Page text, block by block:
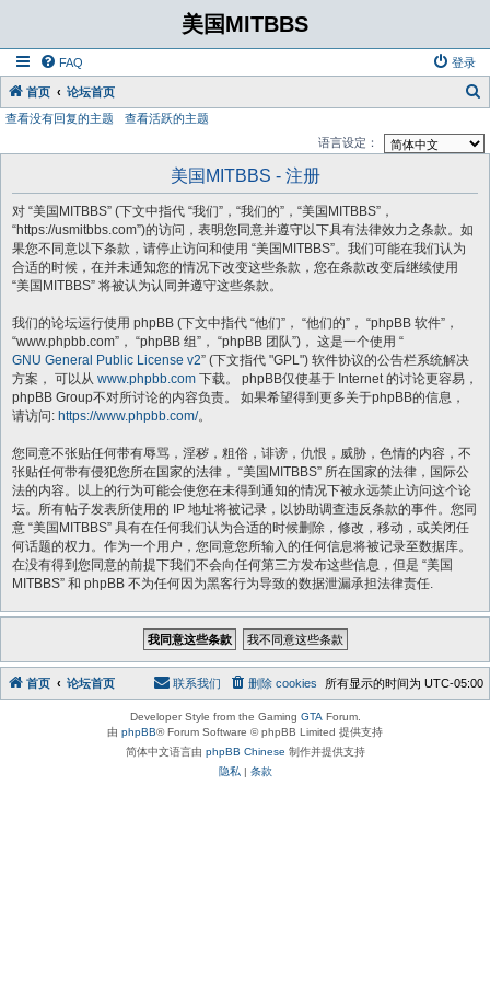
美国MITBBS
FAQ 登录
首页 论坛首页
查看没有回复的主题
查看活跃的主题
语言设定：
美国MITBBS - 注册
对 “美国MITBBS” (下文中指代 “我们”，“我们的”，“美国MITBBS”，
“https://usmitbbs.com”)的访问，表明您同意并遵守以下具有法律效力之条款。如
果您不同意以下条款，请停止访问和使用 “美国MITBBS”。我们可能在我们认为
合适的时候，在并未通知您的情况下改变这些条款，您在条款改变后继续使用
“美国MITBBS” 将被认为认同并遵守这些条款。
我们的论坛运行使用 phpBB (下文中指代 “他们”， “他们的”， “phpBB 软件”，
“www.phpbb.com”， “phpBB 组”， “phpBB 团队”)， 这是一个使用 “
GNU General Public License v2” (下文指代 "GPL") 软件协议的公告栏系统解决
方案， 可以从 www.phpbb.com 下载。 phpBB仅使基于 Internet 的讨论更容易，
phpBB Group不对所讨论的内容负责。 如果希望得到更多关于phpBB的信息，
请访问: https://www.phpbb.com/。
您同意不张贴任何带有辱骂，淫秽，粗俗，诽谤，仇恨，威胁，色情的内容，不
张贴任何带有侵犯您所在国家的法律， “美国MITBBS” 所在国家的法律，国际公
法的内容。以上的行为可能会使您在未得到通知的情况下被永远禁止访问这个论
坛。所有帖子发表所使用的 IP 地址将被记录，以协助调查违反条款的事件。您同
意 “美国MITBBS” 具有在任何我们认为合适的时候删除，修改，移动，或关闭任
何话题的权力。作为一个用户，您同意您所输入的任何信息将被记录至数据库。
在没有得到您同意的前提下我们不会向任何第三方发布这些信息，但是 “美国
MITBBS” 和 phpBB 不为任何因为黑客行为导致的数据泄漏承担法律责任.
首页 论坛首页 所有显示的时间为 UTC-05:00
删除 cookies
联系我们
Developer Style from the Gaming GTA Forum.
由 phpBB® Forum Software © phpBB Limited 提供支持
简体中文语言由 phpBB Chinese 制作并提供支持
隐私 | 条款